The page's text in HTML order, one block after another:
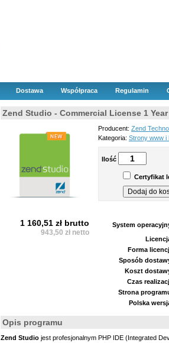
Dostawa Współpraca Regulamin
Zend Studio - Commercial License 1
Producent: Zend
Kategoria: Strony www i
Ilość
Certyfikat
1 160,51 zł brutto
943,50 zł netto
System
Forma
Sposób
Koszt
Czas
Strona
Polska
Opis programu
Zend Studio jest profesjonalnym PHP IDE (Integrated